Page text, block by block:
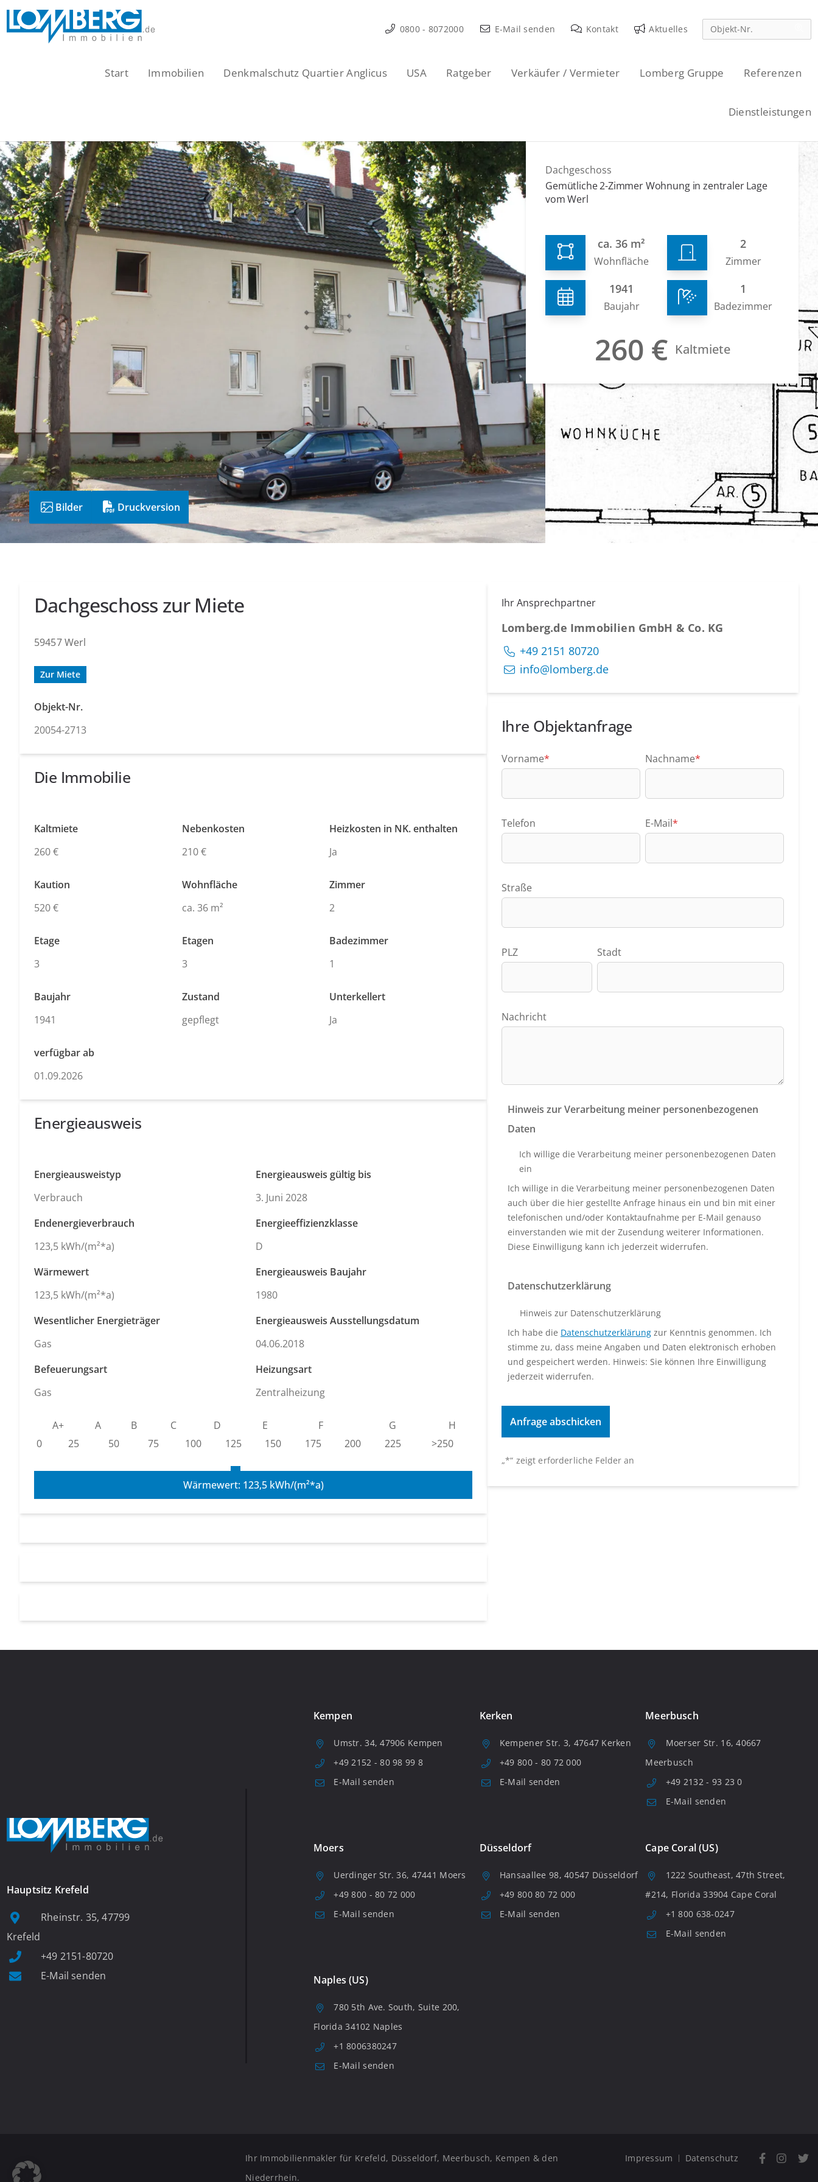
Zum
Inhalt
0800 - 8072000 E-Mail senden Kontakt Aktuelles
Start Immobilien Denkmalschutz Quartier Anglicus USA Ratgeber Verkäufer / Vermieter Lomberg Gruppe Referenzen
Dienstleistungen
Bilder Druckversion
Dachgeschoss
Gemütliche 2-Zimmer Wohnung in zentraler Lage
vom Werl
ca. 36 m²
Wohnfläche
2
Zimmer
1941
Baujahr
1
Badezimmer
260 € Kaltmiete
Dachgeschoss zur Miete
59457 Werl
Zur Miete
Objekt-Nr.
20054-2713
Die Immobilie
Kaltmiete
260 €
Nebenkosten
210 €
Heizkosten in NK. enthalten
Ja
Kaution
520 €
Wohnfläche
ca. 36 m²
Zimmer
2
Etage
3
Etagen
3
Badezimmer
1
Baujahr
1941
Zustand
gepflegt
Unterkellert
Ja
verfügbar ab
01.09.2026
Energieausweis
Energieausweistyp
Verbrauch
Energieausweis gültig bis
3. Juni 2028
Endenergieverbrauch
123,5 kWh/(m²*a)
Energieeffizienzklasse
D
Wärmewert
123,5 kWh/(m²*a)
Energieausweis Baujahr
1980
Wesentlicher Energieträger
Gas
Energieausweis Ausstellungsdatum
04.06.2018
Befeuerungsart
Gas
Heizungsart
Zentralheizung
A+ A B C D E F G
H
0
25 50 75 100 125 150 175 200 225 >250
Wärmewert: 123,5 kWh/(m²*a)
Ihr Ansprechpartner
Lomberg.de Immobilien GmbH & Co. KG
+49 2151 80720
info@lomberg.de
Ihre Objektanfrage
„*“ zeigt erforderliche Felder an
Vorname* Nachname*
Telefon E-Mail*
Straße
PLZ Stadt
Nachricht
Hinweis zur Verarbeitung meiner personenbezogenen
Daten
Ich willige die Verarbeitung meiner personenbezogenen Daten
ein
Ich willige in die Verarbeitung meiner personenbezogenen Daten
auch über die hier gestellte Anfrage hinaus ein und bin mit einer
telefonischen und/oder Kontaktaufnahme per E-Mail genauso
einverstanden wie mit der Zusendung weiterer Informationen.
Diese Einwilligung kann ich jederzeit widerrufen.
Datenschutzerklärung
Hinweis zur Datenschutzerklärung
Ich habe die Datenschutzerklärung zur Kenntnis genommen. Ich
stimme zu, dass meine Angaben und Daten elektronisch erhoben
und gespeichert werden. Hinweis: Sie können Ihre Einwilligung
jederzeit widerrufen.
Hauptsitz Krefeld
Rheinstr. 35, 47799
Krefeld
+49 2151-80720
E-Mail senden
Kempen
Umstr. 34, 47906 Kempen
+49 2152 - 80 98 99 8
E-Mail senden
Kerken
Kempener Str. 3, 47647 Kerken
+49 800 - 80 72 000
E-Mail senden
Meerbusch
Moerser Str. 16, 40667
Meerbusch
+49 2132 - 93 23 0
E-Mail senden
Moers
Uerdinger Str. 36, 47441 Moers
+49 800 - 80 72 000
E-Mail senden
Düsseldorf
Hansaallee 98, 40547 Düsseldorf
+49 800 80 72 000
E-Mail senden
Cape Coral (US)
1222 Southeast, 47th Street,
#214, Florida 33904 Cape Coral
+1 800 638-0247
E-Mail senden
Naples (US)
780 5th Ave. South, Suite 200,
Florida 34102 Naples
+1 8006380247
E-Mail senden
Ihr Immobilienmakler für Krefeld, Düsseldorf, Meerbusch, Kempen & den
Niederrhein.
Impressum Datenschutz